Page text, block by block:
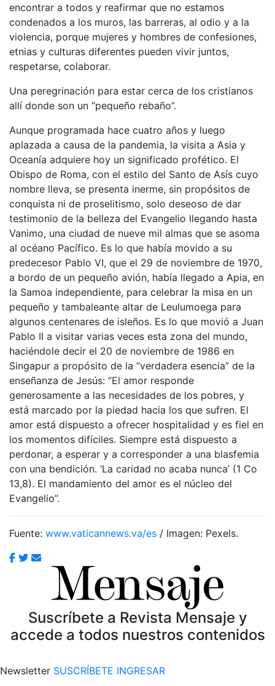
encontrar a todos y reafirmar que no estamos
condenados a los muros, las barreras, al odio y a la
violencia, porque mujeres y hombres de confesiones,
etnias y culturas diferentes pueden vivir juntos,
respetarse, colaborar.
Una peregrinación para estar cerca de los cristianos
allí donde son un “pequeño rebaño”.
Aunque programada hace cuatro años y luego
aplazada a causa de la pandemia, la visita a Asia y
Oceanía adquiere hoy un significado profético. El
Obispo de Roma, con el estilo del Santo de Asís cuyo
nombre lleva, se presenta inerme, sin propósitos de
conquista ni de proselitismo, solo deseoso de dar
testimonio de la belleza del Evangelio llegando hasta
Vanimo, una ciudad de nueve mil almas que se asoma
al océano Pacífico. Es lo que había movido a su
predecesor Pablo VI, que el 29 de noviembre de 1970,
a bordo de un pequeño avión, había llegado a Apia, en
la Samoa independiente, para celebrar la misa en un
pequeño y tambaleante altar de Leulumoega para
algunos centenares de isleños. Es lo que movió a Juan
Pablo II a visitar varias veces esta zona del mundo,
haciéndole decir el 20 de noviembre de 1986 en
Singapur a propósito de la “verdadera esencia” de la
enseñanza de Jesús: “El amor responde
generosamente a las necesidades de los pobres, y
está marcado por la piedad hacia los que sufren. El
amor está dispuesto a ofrecer hospitalidad y es fiel en
los momentos difíciles. Siempre está dispuesto a
perdonar, a esperar y a corresponder a una blasfemia
con una bendición. ‘La caridad no acaba nunca’ (1 Co
13,8). El mandamiento del amor es el núcleo del
Evangelio”.
Fuente: www.vaticannews.va/es / Imagen: Pexels.
Suscríbete a Revista Mensaje y
accede a todos nuestros contenidos
Newsletter SUSCRÍBETE INGRESAR